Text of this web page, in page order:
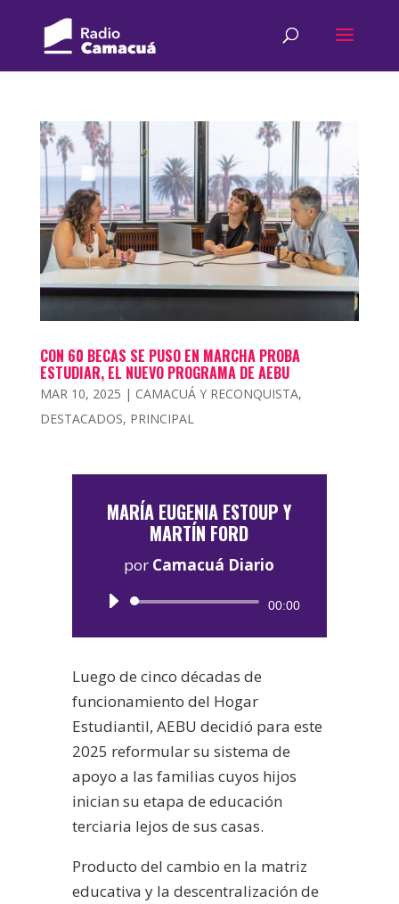
CON 60 BECAS SE PUSO EN MARCHA PROBA
ESTUDIAR, EL NUEVO PROGRAMA DE AEBU
MAR 10, 2025 | CAMACUÁ Y RECONQUISTA,
DESTACADOS, PRINCIPAL
MARÍA EUGENIA ESTOUP Y
MARTÍN FORD
por Camacuá Diario
Reproductor
00:00
Luego de cinco décadas de
funcionamiento del Hogar
Estudiantil, AEBU decidió para este
2025 reformular su sistema de
apoyo a las familias cuyos hijos
inician su etapa de educación
terciaria lejos de sus casas.
Producto del cambio en la matriz
educativa y la descentralización de